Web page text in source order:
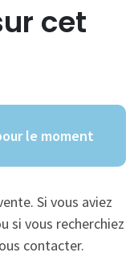
cet
le moment
Si vous aviez
si vous recherchiez
contacter.